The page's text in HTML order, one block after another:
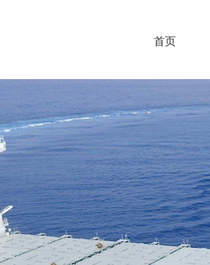
首页